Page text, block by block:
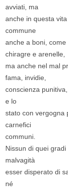
avviati, ma
anche in questa
commune
anche a boni,
chiragre e arenelle,
ma anche nel mal
fama, invidie,
conscienza
e lo
stato con vergogna
carnefici
communi.
Nissun di quei
malvagità
esser disperato di
né